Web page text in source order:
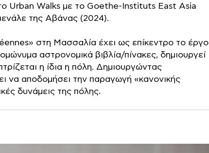
Urban Walks με το Goethe-Instituts East Asia
της Αβάνας (2024).
στη Μασσαλία έχει ως επίκεντρο το έργο
αστρονομικά βιβλία/πίνακες, δημιουργεί
η ίδια η πόλη. Δημιουργώντας
να αποδομήσει την παραγωγή «κανονικής
δυνάμεις της πόλης.